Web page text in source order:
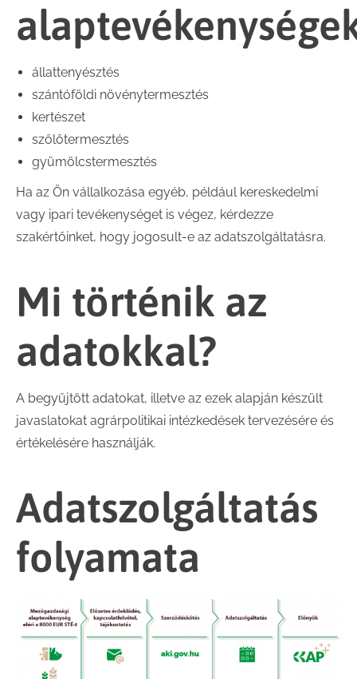
állattenyésztés
szántóföldi növénytermesztés
kertészet
szőlőtermesztés
gyümölcstermesztés
Ha az Ön vállalkozása egyéb, például kereskedelmi
vagy ipari tevékenységet is végez, kérdezze
szakértőinket, hogy jogosult-e az adatszolgáltatásra.
Mi történik az
adatokkal?
A begyűjtött adatokat, illetve az ezek alapján készült
javaslatokat agrárpolitikai intézkedések tervezésére és
értékelésére használják.
Adatszolgáltatás
folyamata